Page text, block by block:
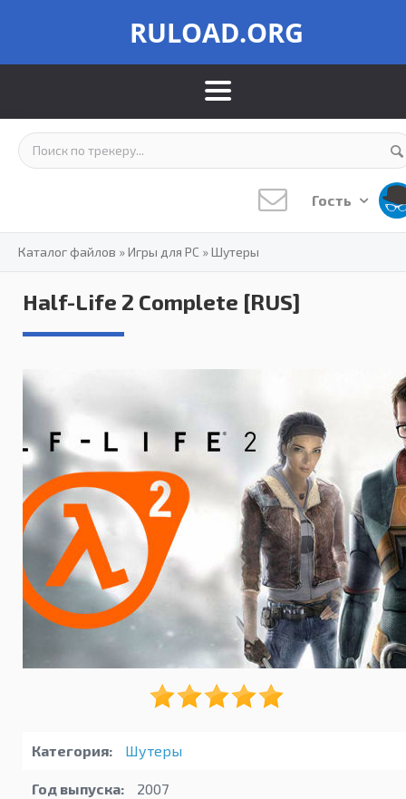
RULOAD.ORG
Гость
Каталог файлов »Игры для PC »Шутеры
Half-Life 2 Complete [RUS]
Категория: Шутеры
Год выпуска: 2007